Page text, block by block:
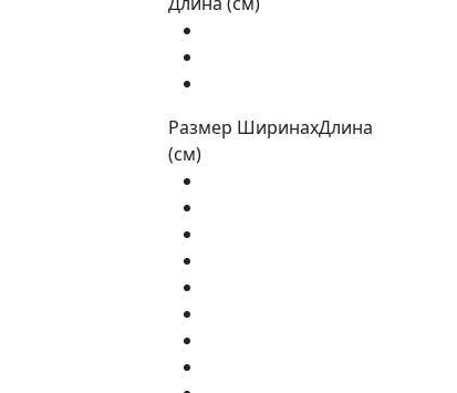
Размер ШиринахДлина
(см)